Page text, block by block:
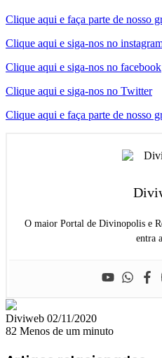
Clique aqui e faça parte de nosso
Clique aqui e siga-nos no
Clique aqui e siga-nos no facebook
Clique aqui e siga-nos no Twitter
Clique aqui e faça parte de nosso
O maior Portal de Divinopolis e
entra
Diviweb Mande
um
mail
02/11/2020
82 Menos de um minuto